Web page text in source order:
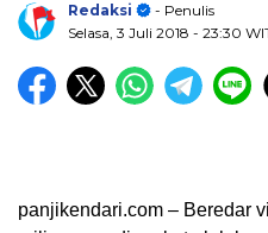
Redaksi
- Penulis
Selasa, 3 Juli 2018 - 23:30
panjikendari.com – Beredar